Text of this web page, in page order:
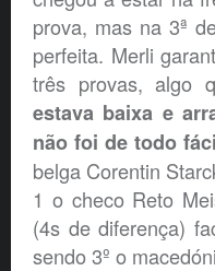
prova, mas na 3ª
perfeita. Merli
três provas, algo
estava baixa e
não foi de todo
belga Corentin
1 o checo Reto
(4s de diferença)
sendo 3º o